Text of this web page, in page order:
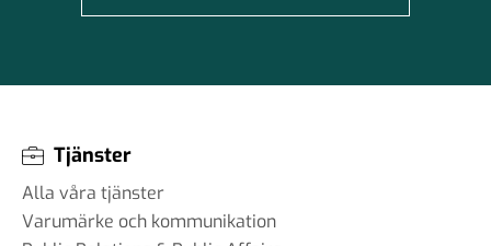
Tjänster
Alla våra tjänster
Varumärke och kommunikation